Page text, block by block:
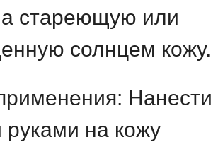
стареющую или
солнцем кожу.
Нанести
на кожу